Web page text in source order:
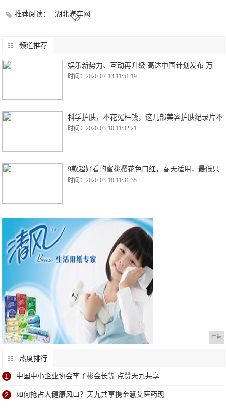
推荐阅读： 湖北汽车网
频道推荐
娱乐新势力、互动再升级 高达中国计划发布 万
时间：2020-07-13 11:51:19
科学护肤，不花冤枉钱，这几部美容护肤纪录片不
时间：2020-03-10 11:32:21
9款超好看的蜜桃樱花色口红，春天适用，最低只
时间：2020-03-10 11:31:35
广告
热度排行
1 中国中小企业协会李子彬会长等 点赞天九共享
2 如何抢占大健康风口？天九共享携金慧艾医药现